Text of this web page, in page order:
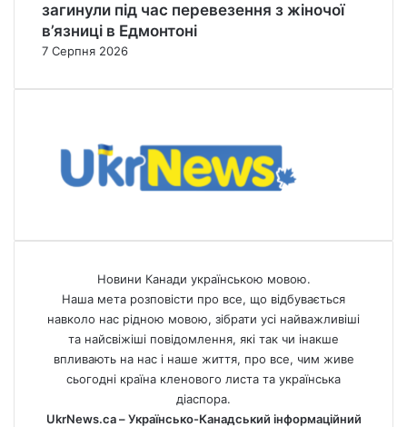
загинули під час перевезення з жіночої
в’язниці в Едмонтоні
7 Серпня 2026
Новини Канади українською мовою.
Наша мета розповісти про все, що відбувається
навколо нас рідною мовою, зібрати усі найважливіші
та найсвіжіші повідомлення, які так чи інакше
впливають на нас і наше життя, про все, чим живе
сьогодні країна кленового листа та українська
діаспора.
UkrNews.ca – Українсько-Канадський інформаційний